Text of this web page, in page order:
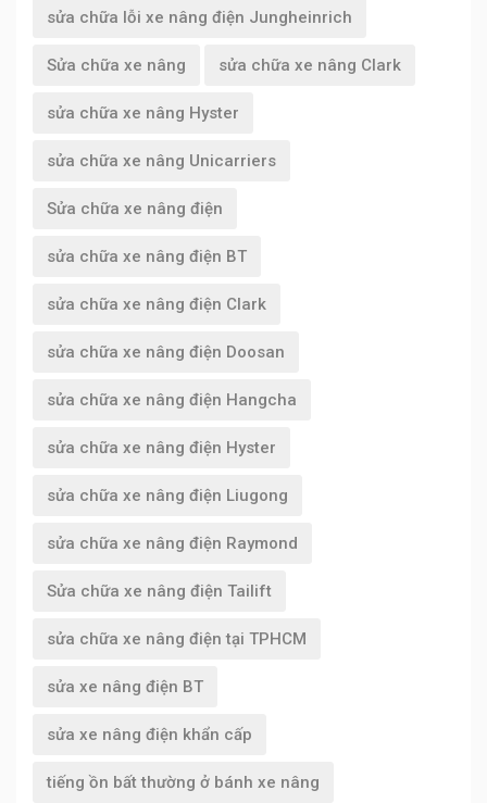
sửa chữa lỗi xe nâng điện Jungheinrich
Sửa chữa xe nâng sửa chữa xe nâng Clark
sửa chữa xe nâng Hyster
sửa chữa xe nâng Unicarriers
Sửa chữa xe nâng điện
sửa chữa xe nâng điện BT
sửa chữa xe nâng điện Clark
sửa chữa xe nâng điện Doosan
sửa chữa xe nâng điện Hangcha
sửa chữa xe nâng điện Hyster
sửa chữa xe nâng điện Liugong
sửa chữa xe nâng điện Raymond
Sửa chữa xe nâng điện Tailift
sửa chữa xe nâng điện tại TPHCM
sửa xe nâng điện BT
sửa xe nâng điện khẩn cấp
tiếng ồn bất thường ở bánh xe nâng